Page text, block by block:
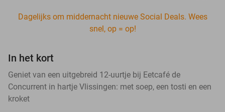
Dagelijks om middernacht nieuwe Social Deals. Wees
snel, op = op!
In het kort
Geniet van een uitgebreid 12-uurtje bij Eetcafé de
Concurrent in hartje Vlissingen: met soep, een tosti en een
kroket